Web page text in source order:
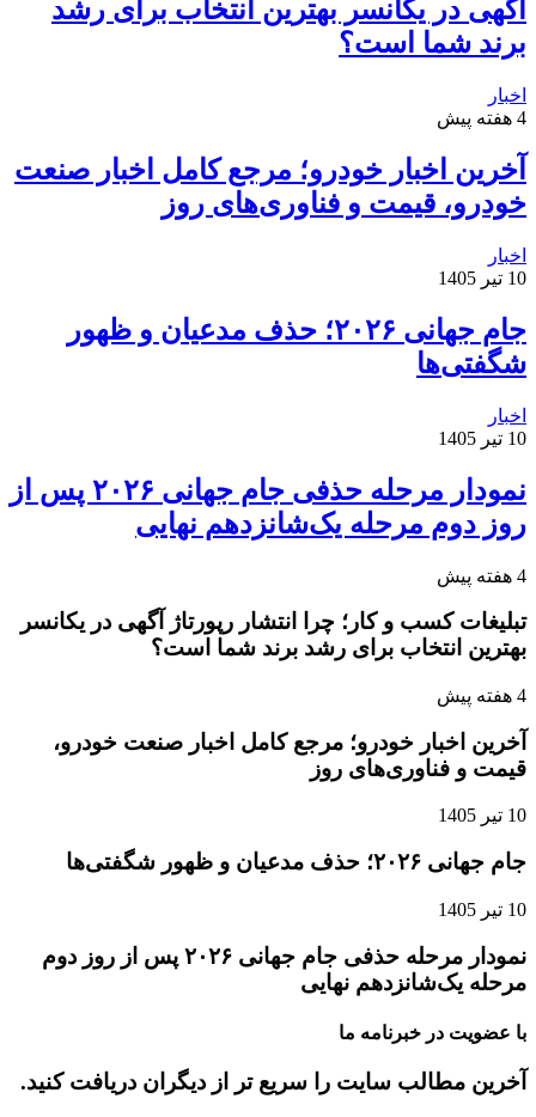
آگهی در یکانسر بهترین انتخاب برای رشد
برند شما است؟
اخبار
4 هفته پیش
آخرین اخبار خودرو؛ مرجع کامل اخبار صنعت
خودرو، قیمت و فناوری‌های روز
اخبار
10 تیر 1405
جام جهانی ۲۰۲۶؛ حذف مدعیان و ظهور
شگفتی‌ها
اخبار
10 تیر 1405
نمودار مرحله حذفی جام جهانی ۲۰۲۶ پس از
روز دوم مرحله یک‌شانزدهم نهایی
4 هفته پیش
تبلیغات کسب و کار؛ چرا انتشار رپورتاژ آگهی در یکانسر
بهترین انتخاب برای رشد برند شما است؟
4 هفته پیش
آخرین اخبار خودرو؛ مرجع کامل اخبار صنعت خودرو،
قیمت و فناوری‌های روز
10 تیر 1405
جام جهانی ۲۰۲۶؛ حذف مدعیان و ظهور شگفتی‌ها
10 تیر 1405
نمودار مرحله حذفی جام جهانی ۲۰۲۶ پس از روز دوم
مرحله یک‌شانزدهم نهایی
با عضویت در خبرنامه ما
آخرین مطالب سایت را سریع تر از دیگران دریافت کنید.